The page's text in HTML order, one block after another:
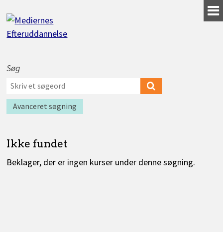
til
indhold
Søg
efter
kurser
Værktøjer
til
Søg
Søg
kurser
Avanceret søgning
Ikke fundet
Beklager, der er ingen kurser under denne søgning.